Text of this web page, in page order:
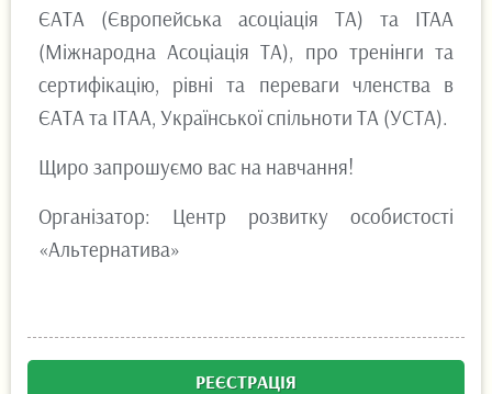
ЄАТА (Європейська асоціація ТА) та ITAA
(Міжнародна Асоціація ТА), про тренінги та
сертифікацію, рівні та переваги членства в
ЄАТА та ІТАА, Української спільноти ТА (УСТА).
Щиро запрошуємо вас на навчання!
Організатор: Центр розвитку особистості
«Альтернатива»
РЕЄСТРАЦІЯ